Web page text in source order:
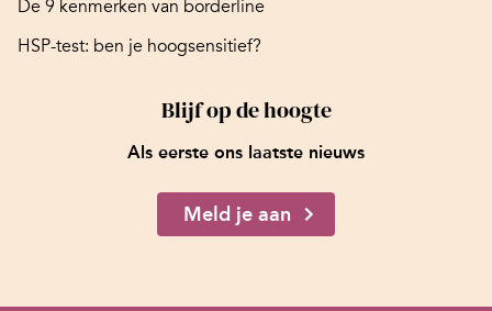
De 9 kenmerken van borderline
HSP-test: ben je hoogsensitief?
Blijf op de hoogte
Als eerste ons laatste nieuws
Meld je aan